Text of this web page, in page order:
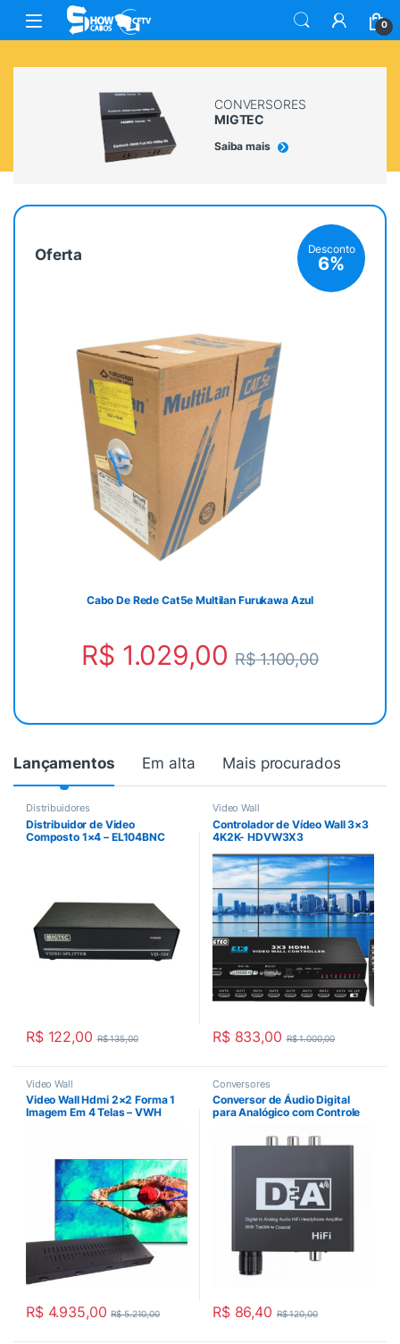
0
CONVERSORES
MIGTEC
Saiba mais
Oferta Desconto
6%
Cabo De Rede Cat5e Multilan Furukawa Azul
R$ 1.029,00 R$1.100,00
Lançamentos Em alta Mais procurados
Distribuidores
Distribuidor de Video
Composto 1×4 – EL104BNC
R$122,00 R$135,00
Video Wall
Controlador de Vídeo Wall 3×3
4K2K- HDVW3X3
R$833,00 R$1.000,00
Video Wall
Video Wall Hdmi 2×2 Forma 1
Imagem Em 4 Telas – VWH
R$4.935,00 R$5.210,00
Conversores
Conversor de Áudio Digital
para Analógico com Controle
R$86,40 R$120,00